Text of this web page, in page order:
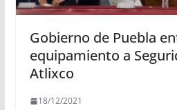
Gobierno de Puebla
equipamiento a
Atlixco
18/12/2021